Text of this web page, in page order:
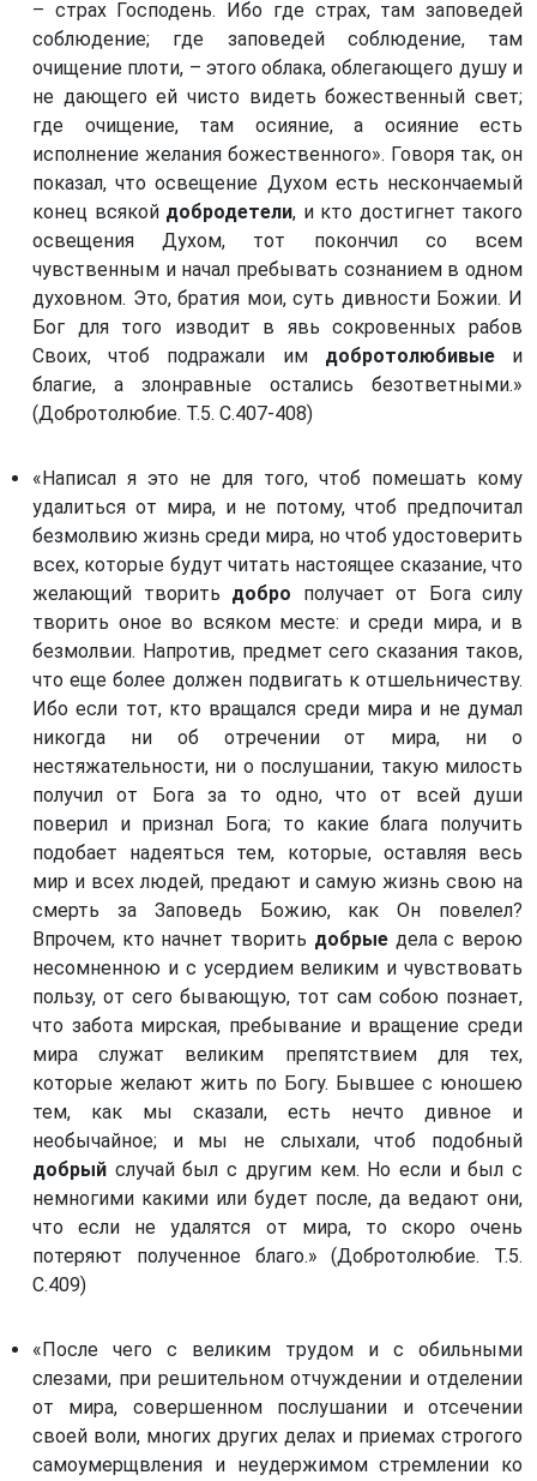
– страх Господень. Ибо где страх, там заповедей
соблюдение; где заповедей соблюдение, там
очищение плоти, – этого облака, облегающего душу и
не дающего ей чисто видеть божественный свет;
где очищение, там осияние, а осияние есть
исполнение желания божественного». Говоря так, он
показал, что освещение Духом есть нескончаемый
конец всякой добродетели, и кто достигнет такого
освещения Духом, тот покончил со всем
чувственным и начал пребывать сознанием в одном
духовном. Это, братия мои, суть дивности Божии. И
Бог для того изводит в явь сокровенных рабов
Своих, чтоб подражали им добротолюбивыеи
благие, а злонравные остались безответными.»
(Добротолюбие. Т.5. С.407-408)
«Написал я это не для того, чтоб помешать кому
удалиться от мира, и не потому, чтоб предпочитал
безмолвию жизнь среди мира, но чтоб удостоверить
всех, которые будут читать настоящее сказание, что
желающий творить добро получает от Бога силу
творить оное во всяком месте: и среди мира, и в
безмолвии. Напротив, предмет сего сказания таков,
что еще более должен подвигать к отшельничеству.
Ибо если тот, кто вращался среди мира и не думал
никогда ни об отречении от мира, ни о
нестяжательности, ни о послушании, такую милость
получил от Бога за то одно, что от всей души
поверил и признал Бога; то какие блага получить
подобает надеяться тем, которые, оставляя весь
мир и всех людей, предают и самую жизнь свою на
смерть за Заповедь Божию, как Он повелел?
Впрочем, кто начнет творить добрыедела с верою
несомненною и с усердием великим и чувствовать
пользу, от сего бывающую, тот сам собою познает,
что забота мирская, пребывание и вращение среди
мира служат великим препятствием для тех,
которые желают жить по Богу. Бывшее с юношею
тем, как мы сказали, есть нечто дивное и
необычайное; и мы не слыхали, чтоб подобный
добрый случай был с другим кем. Но если и был с
немногими какими или будет после, да ведают они,
что если не удалятся от мира, то скоро очень
потеряют полученное благо.» (Добротолюбие. Т.5.
С.409)
«После чего с великим трудом и с обильными
слезами, при решительном отчуждении и отделении
от мира, совершенном послушании и отсечении
своей воли, многих других делах и приемах строгого
самоумерщвления и неудержимом стремлении ко